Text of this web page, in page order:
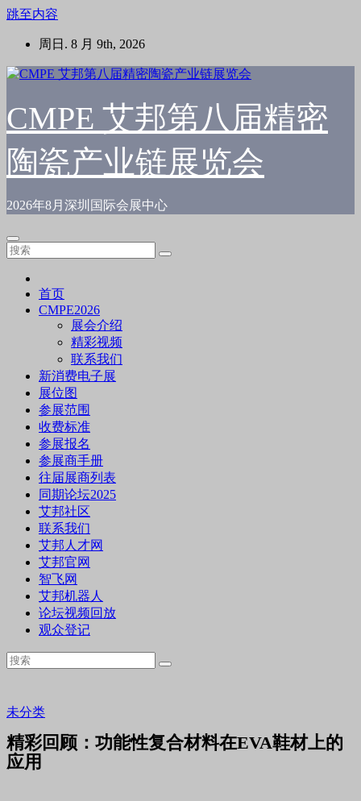
跳至内容
周日. 8 月 9th, 2026
CMPE 艾邦第八届精密
陶瓷产业链展览会
2026年8月深圳国际会展中心
首页
CMPE2026
展会介绍
精彩视频
联系我们
新消费电子展
展位图
参展范围
收费标准
参展报名
参展商手册
往届展商列表
同期论坛2025
艾邦社区
联系我们
艾邦人才网
艾邦官网
智飞网
艾邦机器人
论坛视频回放
观众登记
未分类
精彩回顾：功能性复合材料在EVA鞋材上的
应用